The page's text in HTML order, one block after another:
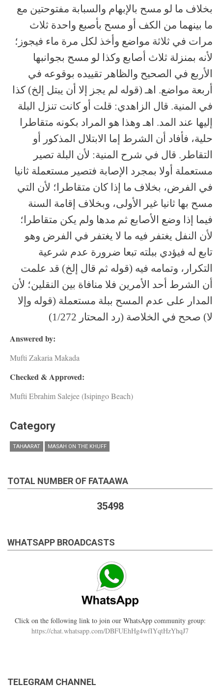
بخلاف ما لو مسح بالإبهام والسبابة مفتوحتين مع
ما بينهما من الكف أو مسح بأصبع واحدة ثلاث
مرات في ثلاثة مواضع وأخذ لكل مرة ماء فيجوز؛
لأنه بمنزلة ثلاث أصابع وكذا لو مسح بجوانبها
الأربع في الصحيح والظاهر تقييده بوقوعه في
أربعة مواضع. اهـ (قوله لم يجز إلا أن يبتل إلخ) كذا
في المنية. قال الزاهدي: قلت أو كانت تنزل البلة
إليها عند المد. اهـ وهذا هو المراد بكونه متقاطرا
حلية، فأفاد أن الشرط إما الابتلال المذكور أو
التقاطر. قال في شرح المنية: لأن البلة تصير
مستعملة أولا بمجرد الإصابة فتصير مستعملة ثانيا
في الفرض، بخلاف ما إذا كان متقاطرا؛ لأن التي
مسح بها ثانيا غير الأولى، وبخلاف إقامة السنة
فيما إذا وضع الأصابع ثم مدها ولم يكن متقاطرا؛
لأن النفل يغتفر فيه ما لا يغتفر في الفرض وهو
تابع له فيؤدي ببلته تبعا ضرورة عدم شرعية
التكرار، وتمامه فيه (قوله ثم قال إلخ) قد علمت
أن الشرط أحد الأمرين فلا منافاة بين النقلين؛ لأن
المدار على عدم المسح ببلة مستعملة (قوله وإلا
لا) صحح في الخلاصة (رد المحتار 1/272)
Answered by:
Mufti Zakaria Makada
Checked & Approved:
Mufti Ebrahim Salejee (Isipingo Beach)
Category
TAHAARAT MASAH ON THE KHUFF
TOTAL NUMBER OF FATAAWA
35498
WHATSAPP BROADCASTS
Click on the following link to join our WhatsApp community group:
https://chat.whatsapp.com/DBFUEhHg4wfIYqtHzYhqJ7
TELEGRAM CHANNEL